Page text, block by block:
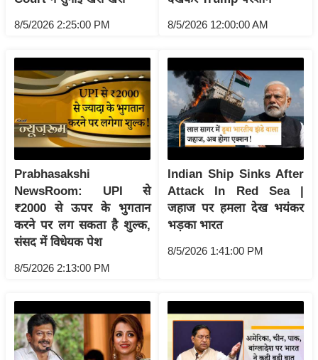
g
N
w
s
ला
इ
फ
स्टा
इ
ल
टे
क्नॉ
जी
टी
/
फै
8/5/2026 2:25:00 PM 8/5/2026 12:00:00 AM
Prabhasakshi
NewsRoom: UPI से
₹2000 से ऊपर के भुगतान
करने पर लग सकता है शुल्क,
संसद में विधेयक पेश
8/5/2026 2:13:00 PM
Indian Ship Sinks After
Attack In Red Sea |
जहाज पर हमला देख भयंकर
भड़का भारत
8/5/2026 1:41:00 PM